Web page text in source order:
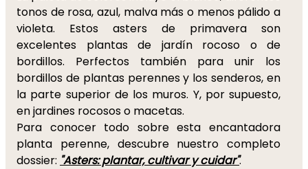
tonos de rosa, azul, malva más o menos pálido a
violeta. Estos asters de primavera son
excelentes plantas de jardín rocoso o de
bordillos. Perfectos también para unir los
bordillos de plantas perennes y los senderos, en
la parte superior de los muros. Y, por supuesto,
en jardines rocosos o macetas.
Para conocer todo sobre esta encantadora
planta perenne, descubre nuestro completo
dossier: "Asters: plantar, cultivar y cuidar".